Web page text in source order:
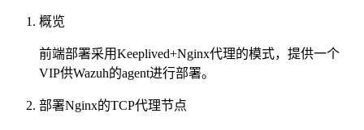
概览
前端部署采用Keeplived+Nginx代理的模式，提供一个
VIP供Wazuh的agent进行部署。
部署Nginx的TCP代理节点